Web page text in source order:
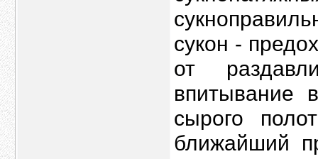
сукон -
от
впитывание
сырого
ближайший